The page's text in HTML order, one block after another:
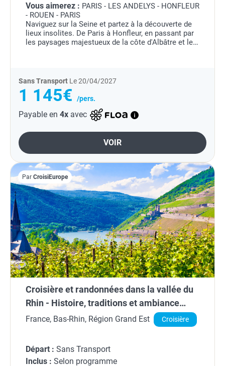
Vous aimerez : PARIS - LES ANDELYS - HONFLEUR
- ROUEN - PARIS
Naviguez sur la Seine et partez à la découverte de
lieux insolites. De Paris à Honfleur, en passant par
les paysages majestueux de la côte d'Albâtre et les
Sans Transport Le 20/04/2027
1 145€ /pers.
Payable en 4x avec
VOIR
Par CroisiEurope
Croisière et randonnées dans la vallée du
Rhin - Histoire, traditions et ambiance
rhénane (formule port/port)
France, Bas-Rhin, Région Grand Est Croisière
Départ : Sans Transport
Inclus : Selon programme